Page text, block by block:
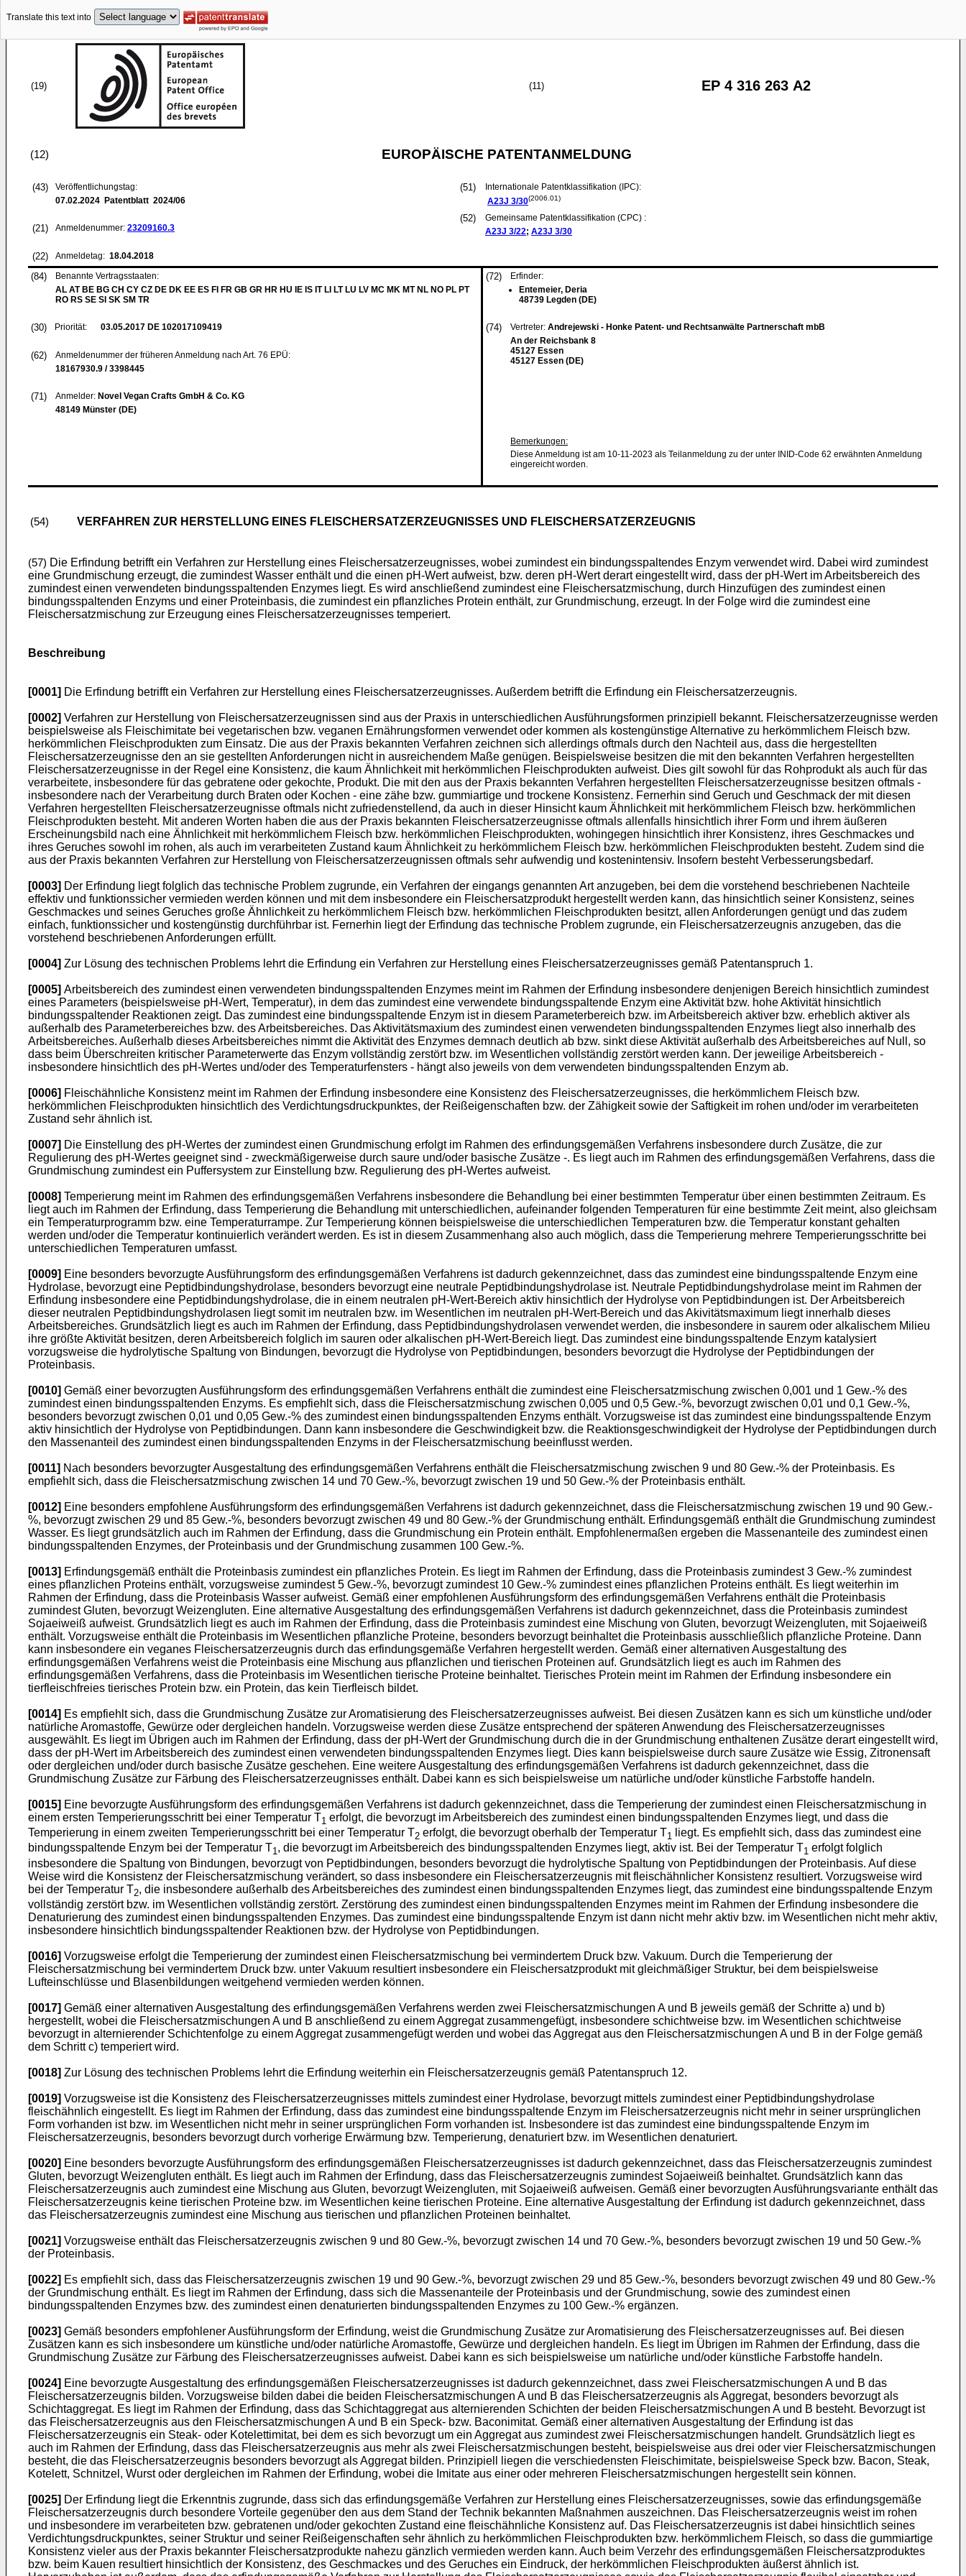
Translate this text into
(19) (11) EP 4 316 263 A2
(12) EUROPÄISCHE PATENTANMELDUNG
(43)
Veröffentlichungstag:
07.02.2024 Patentblatt 2024/06
(21) Anmeldenummer: 23209160.3
(22) Anmeldetag: 18.04.2018
(51)
Internationale Patentklassifikation (IPC):
A23J 3/30(2006.01)
(52)
Gemeinsame Patentklassifikation (CPC) :
A23J 3/22; A23J 3/30
(84)
Benannte Vertragsstaaten:
AL AT BE BG CH CY CZ DE DK EE ES FI FR GB GR HR HU IE IS IT LI LT LU LV MC MK MT NL NO PL PT
RO RS SE SI SK SM TR
(30) Priorität: 03.05.2017 DE 102017109419
(62)
Anmeldenummer der früheren Anmeldung nach Art. 76 EPÜ:
18167930.9 / 3398445
(71) Anmelder: Novel Vegan Crafts GmbH & Co. KG
48149 Münster (DE)
(72)
Erfinder:
Entemeier, Deria
48739 Legden (DE)
(74) Vertreter: Andrejewski - Honke Patent- und Rechtsanwälte Partnerschaft mbB
An der Reichsbank 8
45127 Essen
45127 Essen (DE)
Bemerkungen:
Diese Anmeldung ist am 10-11-2023 als Teilanmeldung zu der unter INID-Code 62 erwähnten Anmeldung
eingereicht worden.
(54) VERFAHREN ZUR HERSTELLUNG EINES FLEISCHERSATZERZEUGNISSES UND FLEISCHERSATZERZEUGNIS
(57) Die Erfindung betrifft ein Verfahren zur Herstellung eines Fleischersatzerzeugnisses, wobei zumindest ein bindungsspaltendes Enzym verwendet wird. Dabei wird zumindest
eine Grundmischung erzeugt, die zumindest Wasser enthält und die einen pH-Wert aufweist, bzw. deren pH-Wert derart eingestellt wird, dass der pH-Wert im Arbeitsbereich des
zumindest einen verwendeten bindungsspaltenden Enzymes liegt. Es wird anschließend zumindest eine Fleischersatzmischung, durch Hinzufügen des zumindest einen
bindungsspaltenden Enzyms und einer Proteinbasis, die zumindest ein pflanzliches Protein enthält, zur Grundmischung, erzeugt. In der Folge wird die zumindest eine
Fleischersatzmischung zur Erzeugung eines Fleischersatzerzeugnisses temperiert.
Beschreibung
[0001] Die Erfindung betrifft ein Verfahren zur Herstellung eines Fleischersatzerzeugnisses. Außerdem betrifft die Erfindung ein Fleischersatzerzeugnis.
[0002] Verfahren zur Herstellung von Fleischersatzerzeugnissen sind aus der Praxis in unterschiedlichen Ausführungsformen prinzipiell bekannt. Fleischersatzerzeugnisse werden
beispielsweise als Fleischimitate bei vegetarischen bzw. veganen Ernährungsformen verwendet oder kommen als kostengünstige Alternative zu herkömmlichem Fleisch bzw.
herkömmlichen Fleischprodukten zum Einsatz. Die aus der Praxis bekannten Verfahren zeichnen sich allerdings oftmals durch den Nachteil aus, dass die hergestellten
Fleischersatzerzeugnisse den an sie gestellten Anforderungen nicht in ausreichendem Maße genügen. Beispielsweise besitzen die mit den bekannten Verfahren hergestellten
Fleischersatzerzeugnisse in der Regel eine Konsistenz, die kaum Ähnlichkeit mit herkömmlichen Fleischprodukten aufweist. Dies gilt sowohl für das Rohprodukt als auch für das
verarbeitete, insbesondere für das gebratene oder gekochte, Produkt. Die mit den aus der Praxis bekannten Verfahren hergestellten Fleischersatzerzeugnisse besitzen oftmals -
insbesondere nach der Verarbeitung durch Braten oder Kochen - eine zähe bzw. gummiartige und trockene Konsistenz. Fernerhin sind Geruch und Geschmack der mit diesen
Verfahren hergestellten Fleischersatzerzeugnisse oftmals nicht zufriedenstellend, da auch in dieser Hinsicht kaum Ähnlichkeit mit herkömmlichem Fleisch bzw. herkömmlichen
Fleischprodukten besteht. Mit anderen Worten haben die aus der Praxis bekannten Fleischersatzerzeugnisse oftmals allenfalls hinsichtlich ihrer Form und ihrem äußeren
Erscheinungsbild nach eine Ähnlichkeit mit herkömmlichem Fleisch bzw. herkömmlichen Fleischprodukten, wohingegen hinsichtlich ihrer Konsistenz, ihres Geschmackes und
ihres Geruches sowohl im rohen, als auch im verarbeiteten Zustand kaum Ähnlichkeit zu herkömmlichem Fleisch bzw. herkömmlichen Fleischprodukten besteht. Zudem sind die
aus der Praxis bekannten Verfahren zur Herstellung von Fleischersatzerzeugnissen oftmals sehr aufwendig und kostenintensiv. Insofern besteht Verbesserungsbedarf.
[0003] Der Erfindung liegt folglich das technische Problem zugrunde, ein Verfahren der eingangs genannten Art anzugeben, bei dem die vorstehend beschriebenen Nachteile
effektiv und funktionssicher vermieden werden können und mit dem insbesondere ein Fleischersatzprodukt hergestellt werden kann, das hinsichtlich seiner Konsistenz, seines
Geschmackes und seines Geruches große Ähnlichkeit zu herkömmlichem Fleisch bzw. herkömmlichen Fleischprodukten besitzt, allen Anforderungen genügt und das zudem
einfach, funktionssicher und kostengünstig durchführbar ist. Fernerhin liegt der Erfindung das technische Problem zugrunde, ein Fleischersatzerzeugnis anzugeben, das die
vorstehend beschriebenen Anforderungen erfüllt.
[0004] Zur Lösung des technischen Problems lehrt die Erfindung ein Verfahren zur Herstellung eines Fleischersatzerzeugnisses gemäß Patentanspruch 1.
[0005] Arbeitsbereich des zumindest einen verwendeten bindungsspaltenden Enzymes meint im Rahmen der Erfindung insbesondere denjenigen Bereich hinsichtlich zumindest
eines Parameters (beispielsweise pH-Wert, Temperatur), in dem das zumindest eine verwendete bindungsspaltende Enzym eine Aktivität bzw. hohe Aktivität hinsichtlich
bindungsspaltender Reaktionen zeigt. Das zumindest eine bindungsspaltende Enzym ist in diesem Parameterbereich bzw. im Arbeitsbereich aktiver bzw. erheblich aktiver als
außerhalb des Parameterbereiches bzw. des Arbeitsbereiches. Das Aktivitätsmaxium des zumindest einen verwendeten bindungsspaltenden Enzymes liegt also innerhalb des
Arbeitsbereiches. Außerhalb dieses Arbeitsbereiches nimmt die Aktivität des Enzymes demnach deutlich ab bzw. sinkt diese Aktivität außerhalb des Arbeitsbereiches auf Null, so
dass beim Überschreiten kritischer Parameterwerte das Enzym vollständig zerstört bzw. im Wesentlichen vollständig zerstört werden kann. Der jeweilige Arbeitsbereich -
insbesondere hinsichtlich des pH-Wertes und/oder des Temperaturfensters - hängt also jeweils von dem verwendeten bindungsspaltenden Enzym ab.
[0006] Fleischähnliche Konsistenz meint im Rahmen der Erfindung insbesondere eine Konsistenz des Fleischersatzerzeugnisses, die herkömmlichem Fleisch bzw.
herkömmlichen Fleischprodukten hinsichtlich des Verdichtungsdruckpunktes, der Reißeigenschaften bzw. der Zähigkeit sowie der Saftigkeit im rohen und/oder im verarbeiteten
Zustand sehr ähnlich ist.
[0007] Die Einstellung des pH-Wertes der zumindest einen Grundmischung erfolgt im Rahmen des erfindungsgemäßen Verfahrens insbesondere durch Zusätze, die zur
Regulierung des pH-Wertes geeignet sind - zweckmäßigerweise durch saure und/oder basische Zusätze -. Es liegt auch im Rahmen des erfindungsgemäßen Verfahrens, dass die
Grundmischung zumindest ein Puffersystem zur Einstellung bzw. Regulierung des pH-Wertes aufweist.
[0008] Temperierung meint im Rahmen des erfindungsgemäßen Verfahrens insbesondere die Behandlung bei einer bestimmten Temperatur über einen bestimmten Zeitraum. Es
liegt auch im Rahmen der Erfindung, dass Temperierung die Behandlung mit unterschiedlichen, aufeinander folgenden Temperaturen für eine bestimmte Zeit meint, also gleichsam
ein Temperaturprogramm bzw. eine Temperaturrampe. Zur Temperierung können beispielsweise die unterschiedlichen Temperaturen bzw. die Temperatur konstant gehalten
werden und/oder die Temperatur kontinuierlich verändert werden. Es ist in diesem Zusammenhang also auch möglich, dass die Temperierung mehrere Temperierungsschritte bei
unterschiedlichen Temperaturen umfasst.
[0009] Eine besonders bevorzugte Ausführungsform des erfindungsgemäßen Verfahrens ist dadurch gekennzeichnet, dass das zumindest eine bindungsspaltende Enzym eine
Hydrolase, bevorzugt eine Peptidbindungshydrolase, besonders bevorzugt eine neutrale Peptidbindungshydrolase ist. Neutrale Peptidbindungshydrolase meint im Rahmen der
Erfindung insbesondere eine Peptidbindungshydrolase, die in einem neutralen pH-Wert-Bereich aktiv hinsichtlich der Hydrolyse von Peptidbindungen ist. Der Arbeitsbereich
dieser neutralen Peptidbindungshydrolasen liegt somit im neutralen bzw. im Wesentlichen im neutralen pH-Wert-Bereich und das Akivitätsmaximum liegt innerhalb dieses
Arbeitsbereiches. Grundsätzlich liegt es auch im Rahmen der Erfindung, dass Peptidbindungshydrolasen verwendet werden, die insbesondere in saurem oder alkalischem Milieu
ihre größte Aktivität besitzen, deren Arbeitsbereich folglich im sauren oder alkalischen pH-Wert-Bereich liegt. Das zumindest eine bindungsspaltende Enzym katalysiert
vorzugsweise die hydrolytische Spaltung von Bindungen, bevorzugt die Hydrolyse von Peptidbindungen, besonders bevorzugt die Hydrolyse der Peptidbindungen der
Proteinbasis.
[0010] Gemäß einer bevorzugten Ausführungsform des erfindungsgemäßen Verfahrens enthält die zumindest eine Fleischersatzmischung zwischen 0,001 und 1 Gew.-% des
zumindest einen bindungsspaltenden Enzyms. Es empfiehlt sich, dass die Fleischersatzmischung zwischen 0,005 und 0,5 Gew.-%, bevorzugt zwischen 0,01 und 0,1 Gew.-%,
besonders bevorzugt zwischen 0,01 und 0,05 Gew.-% des zumindest einen bindungsspaltenden Enzyms enthält. Vorzugsweise ist das zumindest eine bindungsspaltende Enzym
aktiv hinsichtlich der Hydrolyse von Peptidbindungen. Dann kann insbesondere die Geschwindigkeit bzw. die Reaktionsgeschwindigkeit der Hydrolyse der Peptidbindungen durch
den Massenanteil des zumindest einen bindungsspaltenden Enzyms in der Fleischersatzmischung beeinflusst werden.
[0011] Nach besonders bevorzugter Ausgestaltung des erfindungsgemäßen Verfahrens enthält die Fleischersatzmischung zwischen 9 und 80 Gew.-% der Proteinbasis. Es
empfiehlt sich, dass die Fleischersatzmischung zwischen 14 und 70 Gew.-%, bevorzugt zwischen 19 und 50 Gew.-% der Proteinbasis enthält.
[0012] Eine besonders empfohlene Ausführungsform des erfindungsgemäßen Verfahrens ist dadurch gekennzeichnet, dass die Fleischersatzmischung zwischen 19 und 90 Gew.-
%, bevorzugt zwischen 29 und 85 Gew.-%, besonders bevorzugt zwischen 49 und 80 Gew.-% der Grundmischung enthält. Erfindungsgemäß enthält die Grundmischung zumindest
Wasser. Es liegt grundsätzlich auch im Rahmen der Erfindung, dass die Grundmischung ein Protein enthält. Empfohlenermaßen ergeben die Massenanteile des zumindest einen
bindungsspaltenden Enzymes, der Proteinbasis und der Grundmischung zusammen 100 Gew.-%.
[0013] Erfindungsgemäß enthält die Proteinbasis zumindest ein pflanzliches Protein. Es liegt im Rahmen der Erfindung, dass die Proteinbasis zumindest 3 Gew.-% zumindest
eines pflanzlichen Proteins enthält, vorzugsweise zumindest 5 Gew.-%, bevorzugt zumindest 10 Gew.-% zumindest eines pflanzlichen Proteins enthält. Es liegt weiterhin im
Rahmen der Erfindung, dass die Proteinbasis Wasser aufweist. Gemäß einer empfohlenen Ausführungsform des erfindungsgemäßen Verfahrens enthält die Proteinbasis
zumindest Gluten, bevorzugt Weizengluten. Eine alternative Ausgestaltung des erfindungsgemäßen Verfahrens ist dadurch gekennzeichnet, dass die Proteinbasis zumindest
Sojaeiweiß aufweist. Grundsätzlich liegt es auch im Rahmen der Erfindung, dass die Proteinbasis zumindest eine Mischung von Gluten, bevorzugt Weizengluten, mit Sojaeiweiß
enthält. Vorzugsweise enthält die Proteinbasis im Wesentlichen pflanzliche Proteine, besonders bevorzugt beinhaltet die Proteinbasis ausschließlich pflanzliche Proteine. Dann
kann insbesondere ein veganes Fleischersatzerzeugnis durch das erfindungsgemäße Verfahren hergestellt werden. Gemäß einer alternativen Ausgestaltung des
erfindungsgemäßen Verfahrens weist die Proteinbasis eine Mischung aus pflanzlichen und tierischen Proteinen auf. Grundsätzlich liegt es auch im Rahmen des
erfindungsgemäßen Verfahrens, dass die Proteinbasis im Wesentlichen tierische Proteine beinhaltet. Tierisches Protein meint im Rahmen der Erfindung insbesondere ein
tierfleischfreies tierisches Protein bzw. ein Protein, das kein Tierfleisch bildet.
[0014] Es empfiehlt sich, dass die Grundmischung Zusätze zur Aromatisierung des Fleischersatzerzeugnisses aufweist. Bei diesen Zusätzen kann es sich um künstliche und/oder
natürliche Aromastoffe, Gewürze oder dergleichen handeln. Vorzugsweise werden diese Zusätze entsprechend der späteren Anwendung des Fleischersatzerzeugnisses
ausgewählt. Es liegt im Übrigen auch im Rahmen der Erfindung, dass der pH-Wert der Grundmischung durch die in der Grundmischung enthaltenen Zusätze derart eingestellt wird,
dass der pH-Wert im Arbeitsbereich des zumindest einen verwendeten bindungsspaltenden Enzymes liegt. Dies kann beispielsweise durch saure Zusätze wie Essig, Zitronensaft
oder dergleichen und/oder durch basische Zusätze geschehen. Eine weitere Ausgestaltung des erfindungsgemäßen Verfahrens ist dadurch gekennzeichnet, dass die
Grundmischung Zusätze zur Färbung des Fleischersatzerzeugnisses enthält. Dabei kann es sich beispielsweise um natürliche und/oder künstliche Farbstoffe handeln.
[0015] Eine bevorzugte Ausführungsform des erfindungsgemäßen Verfahrens ist dadurch gekennzeichnet, dass die Temperierung der zumindest einen Fleischersatzmischung in
einem ersten Temperierungsschritt bei einer Temperatur T1 erfolgt, die bevorzugt im Arbeitsbereich des zumindest einen bindungsspaltenden Enzymes liegt, und dass die
Temperierung in einem zweiten Temperierungsschritt bei einer Temperatur T2 erfolgt, die bevorzugt oberhalb der Temperatur T1 liegt. Es empfiehlt sich, dass das zumindest eine
bindungsspaltende Enzym bei der Temperatur T1, die bevorzugt im Arbeitsbereich des bindungsspaltenden Enzymes liegt, aktiv ist. Bei der Temperatur T1 erfolgt folglich
insbesondere die Spaltung von Bindungen, bevorzugt von Peptidbindungen, besonders bevorzugt die hydrolytische Spaltung von Peptidbindungen der Proteinbasis. Auf diese
Weise wird die Konsistenz der Fleischersatzmischung verändert, so dass insbesondere ein Fleischersatzerzeugnis mit fleischähnlicher Konsistenz resultiert. Vorzugsweise wird
bei der Temperatur T2, die insbesondere außerhalb des Arbeitsbereiches des zumindest einen bindungsspaltenden Enzymes liegt, das zumindest eine bindungsspaltende Enzym
vollständig zerstört bzw. im Wesentlichen vollständig zerstört. Zerstörung des zumindest einen bindungsspaltenden Enzymes meint im Rahmen der Erfindung insbesondere die
Denaturierung des zumindest einen bindungsspaltenden Enzymes. Das zumindest eine bindungsspaltende Enzym ist dann nicht mehr aktiv bzw. im Wesentlichen nicht mehr aktiv,
insbesondere hinsichtlich bindungsspaltender Reaktionen bzw. der Hydrolyse von Peptidbindungen.
[0016] Vorzugsweise erfolgt die Temperierung der zumindest einen Fleischersatzmischung bei vermindertem Druck bzw. Vakuum. Durch die Temperierung der
Fleischersatzmischung bei vermindertem Druck bzw. unter Vakuum resultiert insbesondere ein Fleischersatzprodukt mit gleichmäßiger Struktur, bei dem beispielsweise
Lufteinschlüsse und Blasenbildungen weitgehend vermieden werden können.
[0017] Gemäß einer alternativen Ausgestaltung des erfindungsgemäßen Verfahrens werden zwei Fleischersatzmischungen A und B jeweils gemäß der Schritte a) und b)
hergestellt, wobei die Fleischersatzmischungen A und B anschließend zu einem Aggregat zusammengefügt, insbesondere schichtweise bzw. im Wesentlichen schichtweise
bevorzugt in alternierender Schichtenfolge zu einem Aggregat zusammengefügt werden und wobei das Aggregat aus den Fleischersatzmischungen A und B in der Folge gemäß
dem Schritt c) temperiert wird.
[0018] Zur Lösung des technischen Problems lehrt die Erfindung weiterhin ein Fleischersatzerzeugnis gemäß Patentanspruch 12.
[0019] Vorzugsweise ist die Konsistenz des Fleischersatzerzeugnisses mittels zumindest einer Hydrolase, bevorzugt mittels zumindest einer Peptidbindungshydrolase
fleischähnlich eingestellt. Es liegt im Rahmen der Erfindung, dass das zumindest eine bindungsspaltende Enzym im Fleischersatzerzeugnis nicht mehr in seiner ursprünglichen
Form vorhanden ist bzw. im Wesentlichen nicht mehr in seiner ursprünglichen Form vorhanden ist. Insbesondere ist das zumindest eine bindungsspaltende Enzym im
Fleischersatzerzeugnis, besonders bevorzugt durch vorherige Erwärmung bzw. Temperierung, denaturiert bzw. im Wesentlichen denaturiert.
[0020] Eine besonders bevorzugte Ausführungsform des erfindungsgemäßen Fleischersatzerzeugnisses ist dadurch gekennzeichnet, dass das Fleischersatzerzeugnis zumindest
Gluten, bevorzugt Weizengluten enthält. Es liegt auch im Rahmen der Erfindung, dass das Fleischersatzerzeugnis zumindest Sojaeiweiß beinhaltet. Grundsätzlich kann das
Fleischersatzerzeugnis auch zumindest eine Mischung aus Gluten, bevorzugt Weizengluten, mit Sojaeiweiß aufweisen. Gemäß einer bevorzugten Ausführungsvariante enthält das
Fleischersatzerzeugnis keine tierischen Proteine bzw. im Wesentlichen keine tierischen Proteine. Eine alternative Ausgestaltung der Erfindung ist dadurch gekennzeichnet, dass
das Fleischersatzerzeugnis zumindest eine Mischung aus tierischen und pflanzlichen Proteinen beinhaltet.
[0021] Vorzugsweise enthält das Fleischersatzerzeugnis zwischen 9 und 80 Gew.-%, bevorzugt zwischen 14 und 70 Gew.-%, besonders bevorzugt zwischen 19 und 50 Gew.-%
der Proteinbasis.
[0022] Es empfiehlt sich, dass das Fleischersatzerzeugnis zwischen 19 und 90 Gew.-%, bevorzugt zwischen 29 und 85 Gew.-%, besonders bevorzugt zwischen 49 und 80 Gew.-%
der Grundmischung enthält. Es liegt im Rahmen der Erfindung, dass sich die Massenanteile der Proteinbasis und der Grundmischung, sowie des zumindest einen
bindungsspaltenden Enzymes bzw. des zumindest einen denaturierten bindungsspaltenden Enzymes zu 100 Gew.-% ergänzen.
[0023] Gemäß besonders empfohlener Ausführungsform der Erfindung, weist die Grundmischung Zusätze zur Aromatisierung des Fleischersatzerzeugnisses auf. Bei diesen
Zusätzen kann es sich insbesondere um künstliche und/oder natürliche Aromastoffe, Gewürze und dergleichen handeln. Es liegt im Übrigen im Rahmen der Erfindung, dass die
Grundmischung Zusätze zur Färbung des Fleischersatzerzeugnisses aufweist. Dabei kann es sich beispielsweise um natürliche und/oder künstliche Farbstoffe handeln.
[0024] Eine bevorzugte Ausgestaltung des erfindungsgemäßen Fleischersatzerzeugnisses ist dadurch gekennzeichnet, dass zwei Fleischersatzmischungen A und B das
Fleischersatzerzeugnis bilden. Vorzugsweise bilden dabei die beiden Fleischersatzmischungen A und B das Fleischersatzerzeugnis als Aggregat, besonders bevorzugt als
Schichtaggregat. Es liegt im Rahmen der Erfindung, dass das Schichtaggregat aus alternierenden Schichten der beiden Fleischersatzmischungen A und B besteht. Bevorzugt ist
das Fleischersatzerzeugnis aus den Fleischersatzmischungen A und B ein Speck- bzw. Baconimitat. Gemäß einer alternativen Ausgestaltung der Erfindung ist das
Fleischersatzerzeugnis ein Steak- oder Kotelettimitat, bei dem es sich bevorzugt um ein Aggregat aus zumindest zwei Fleischersatzmischungen handelt. Grundsätzlich liegt es
auch im Rahmen der Erfindung, dass das Fleischersatzerzeugnis aus mehr als zwei Fleischersatzmischungen besteht, beispielsweise aus drei oder vier Fleischersatzmischungen
besteht, die das Fleischersatzerzeugnis besonders bevorzugt als Aggregat bilden. Prinzipiell liegen die verschiedensten Fleischimitate, beispielsweise Speck bzw. Bacon, Steak,
Kotelett, Schnitzel, Wurst oder dergleichen im Rahmen der Erfindung, wobei die Imitate aus einer oder mehreren Fleischersatzmischungen hergestellt sein können.
[0025] Der Erfindung liegt die Erkenntnis zugrunde, dass sich das erfindungsgemäße Verfahren zur Herstellung eines Fleischersatzerzeugnisses, sowie das erfindungsgemäße
Fleischersatzerzeugnis durch besondere Vorteile gegenüber den aus dem Stand der Technik bekannten Maßnahmen auszeichnen. Das Fleischersatzerzeugnis weist im rohen
und insbesondere im verarbeiteten bzw. gebratenen und/oder gekochten Zustand eine fleischähnliche Konsistenz auf. Das Fleischersatzerzeugnis ist dabei hinsichtlich seines
Verdichtungsdruckpunktes, seiner Struktur und seiner Reißeigenschaften sehr ähnlich zu herkömmlichen Fleischprodukten bzw. herkömmlichem Fleisch, so dass die gummiartige
Konsistenz vieler aus der Praxis bekannter Fleischersatzprodukte nahezu gänzlich vermieden werden kann. Auch beim Verzehr des erfindungsgemäßen Fleischersatzproduktes
bzw. beim Kauen resultiert hinsichtlich der Konsistenz, des Geschmackes und des Geruches ein Eindruck, der herkömmlichen Fleischprodukten äußerst ähnlich ist.